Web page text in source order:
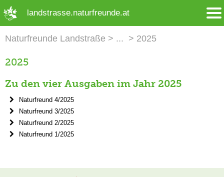
landstrasse.naturfreunde.at
Naturfreunde Landstraße 2025
2025
Zu den vier Ausgaben im Jahr 2025
Naturfreund 4/2025
Naturfreund 3/2025
Naturfreund 2/2025
Naturfreund 1/2025